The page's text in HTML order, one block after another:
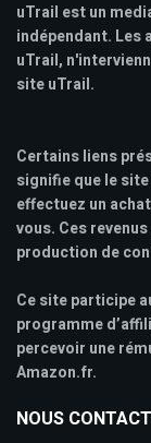
uTrail est un
indépendant. Les
uTrail,
site uTrail.
Certains liens
signifie que le
effectuez un
vous. Ces
production de
Ce site participe
programme
percevoir une
Amazon.fr.
NOUS